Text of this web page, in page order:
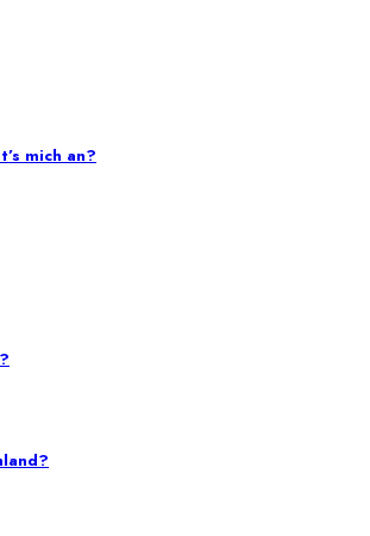
mich an?